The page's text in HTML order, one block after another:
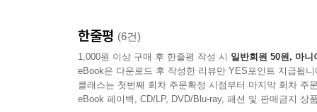
한줄평 (6건)
1,000원 이상 구매 후 한줄평 작성 시 일반회원 50원, 마니
eBook은 다운로드 후 작성한 리뷰만 YES포인트 지급됩니
클래스는 첫번째 회차 주문확정 시점부터 마지막 회차 주
eBook 페이백, CD/LP, DVD/Blu-ray, 패션 및 판매금지 상